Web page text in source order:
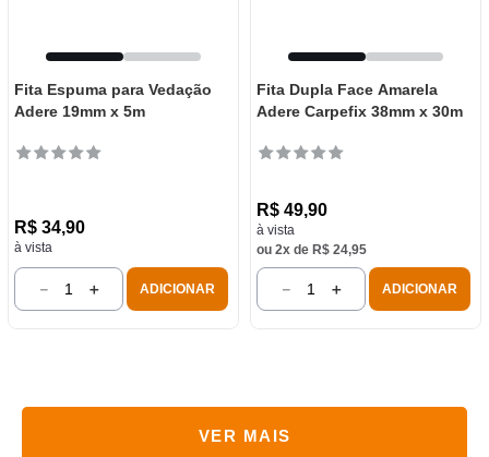
Fita Espuma para Vedação
Adere 19mm x 5m
R$ 34,90
à vista
＋
－ ADICIONAR
Fita Dupla Face Amarela
Adere Carpefix 38mm x 30m
R$ 49,90
à vista
ou 2x de R$ 24,95
＋
－ ADICIONAR